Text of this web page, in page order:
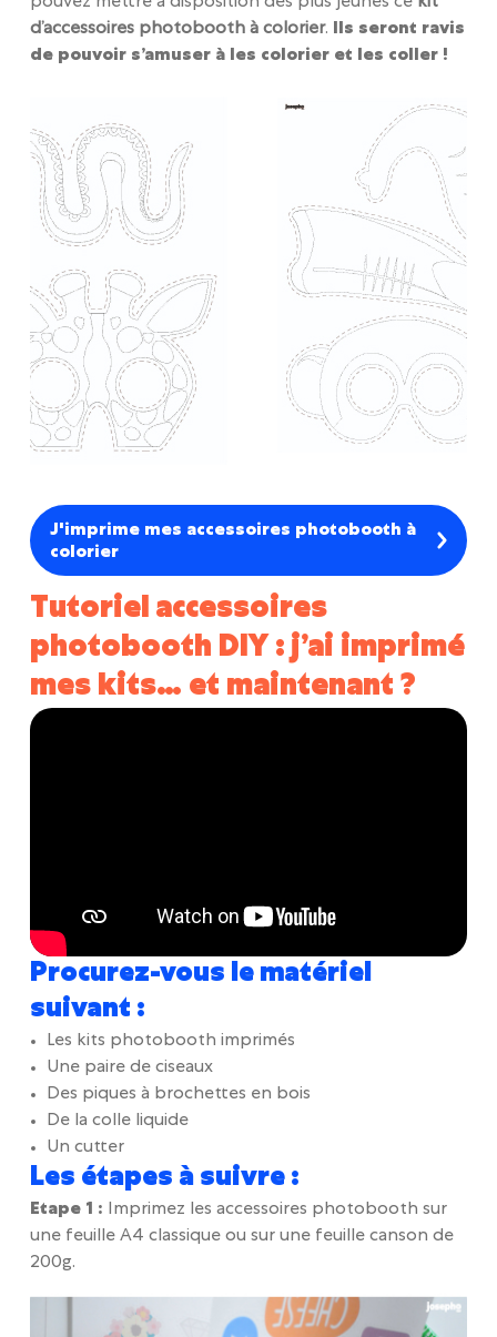
d’accessoires photobooth à colorier. Ils seront ravis
de pouvoir s’amuser à les colorier et les coller !
J'imprime mes accessoires photobooth à
colorier
Tutoriel accessoires
photobooth DIY : j’ai imprimé
mes kits… et maintenant ?
Procurez-vous le matériel
suivant :
Les kits photobooth imprimés
Une paire de ciseaux
Des piques à brochettes en bois
De la colle liquide
Un cutter
Les étapes à suivre :
Etape 1 : Imprimez les accessoires photobooth sur
une feuille A4 classique ou sur une feuille canson de
200g.